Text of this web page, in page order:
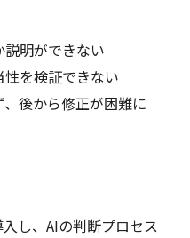
明ができない
を検証できない
後から修正が困難に
し、AIの判断プロセス